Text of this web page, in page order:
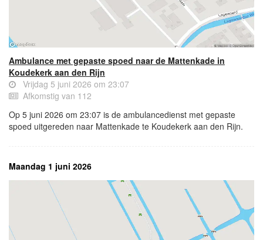
Ambulance met gepaste spoed naar de Mattenkade in
Koudekerk aan den Rijn
Vrijdag 5 juni 2026 om 23:07
Afkomstig van 112
Op 5 juni 2026 om 23:07 is de ambulancedienst met gepaste
spoed uitgereden naar Mattenkade te Koudekerk aan den Rijn.
Maandag 1 juni 2026